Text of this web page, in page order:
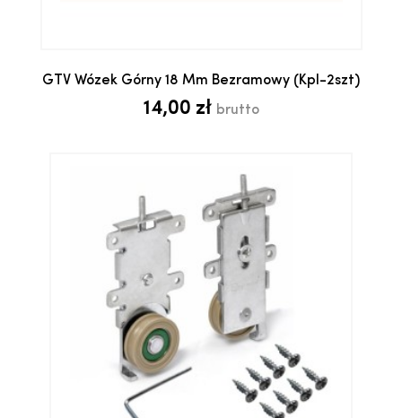
GTV Wózek Górny 18 Mm Bezramowy (kpl-2szt)
14,00 zł brutto